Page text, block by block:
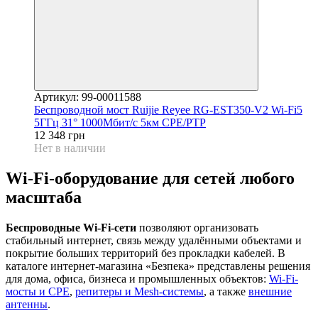
Артикул: 99-00011588
Беспроводной мост Ruijie Reyee RG-EST350-V2 Wi-Fi5
5ГГц 31° 1000Мбит/с 5км CPE/PTP
12 348 грн
Нет в наличии
Wi-Fi-оборудование для сетей любого
масштаба
Беспроводные Wi-Fi-сети позволяют организовать
стабильный интернет, связь между удалёнными объектами и
покрытие больших территорий без прокладки кабелей. В
каталоге интернет-магазина «Безпека» представлены решения
для дома, офиса, бизнеса и промышленных объектов: Wi-Fi-
мосты и CPE, репитеры и Mesh-системы, а также внешние
антенны.